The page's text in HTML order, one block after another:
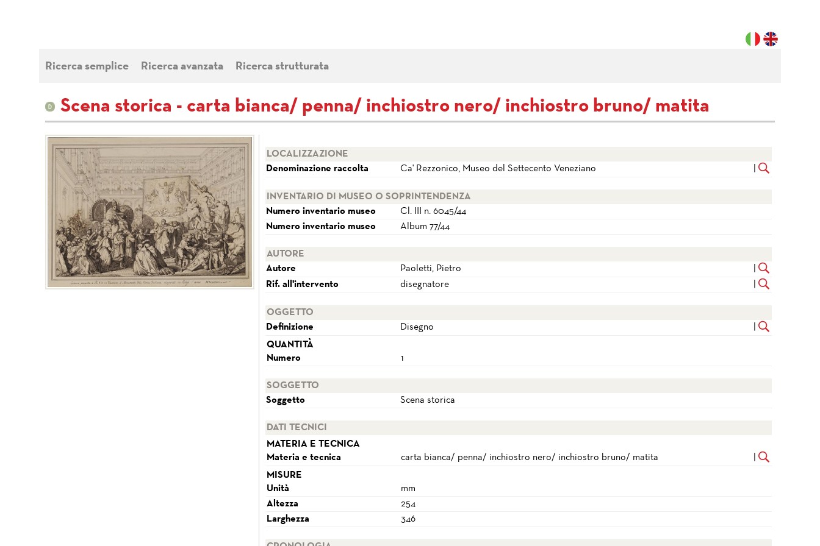
Ricerca semplice Ricerca avanzata Ricerca strutturata
Scena storica - carta bianca/ penna/ inchiostro nero/ inchiostro bruno/ matita
LOCALIZZAZIONE
Denominazione raccolta
Ca' Rezzonico, Museo del Settecento Veneziano
INVENTARIO DI MUSEO O SOPRINTENDENZA
Numero inventario museo
Cl. III n. 6045/44
Numero inventario museo
Album 77/44
AUTORE
Autore
Paoletti, Pietro
Rif. all'intervento
disegnatore
OGGETTO
Definizione
Disegno
QUANTITÀ
Numero
1
SOGGETTO
Soggetto
Scena storica
DATI TECNICI
MATERIA E TECNICA
Materia e tecnica
carta bianca/ penna/ inchiostro nero/ inchiostro bruno/ matita
MISURE
Unità
mm
Altezza
254
Larghezza
346